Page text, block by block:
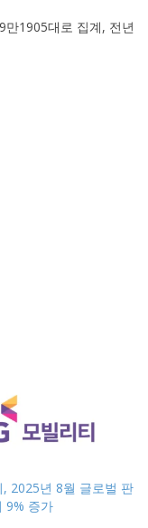
1905대로 집계, 전년
, 2025년 8월 글로벌 판
9% 증가